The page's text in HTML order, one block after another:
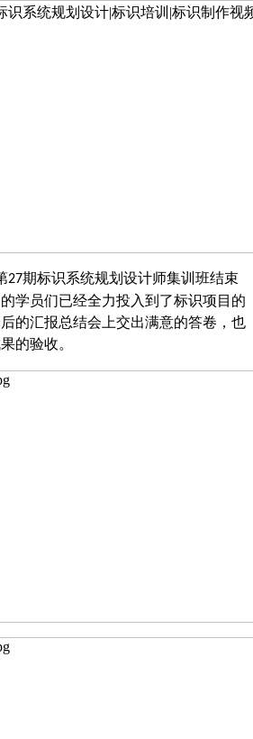
27期标识系统规划设计师集训班结束
学员们已经全力投入到了标识项目的
的汇报总结会上交出满意的答卷，也
的验收。